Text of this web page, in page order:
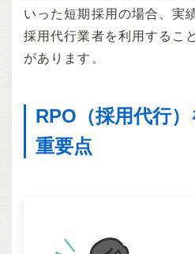
いった短期採用の場合、実
採用代行業者を利用するこ
があります。
RPO（採用代行
重要点